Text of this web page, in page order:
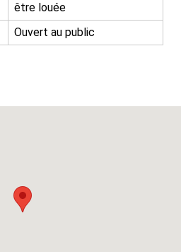
être louée
Ouvert au public